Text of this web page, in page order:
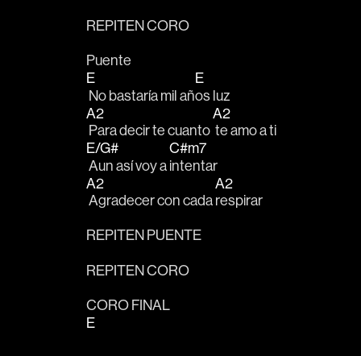
REPITEN CORO
Puente
E
No bastaría mil añ
E
os luz
A2
Para decir te cuanto
A2
te amo a ti
E/G#
Aun así voy a
C#m7
intentar
A2
Agradecer con cada
A2
respirar
REPITEN PUENTE
REPITEN CORO
CORO FINAL
E